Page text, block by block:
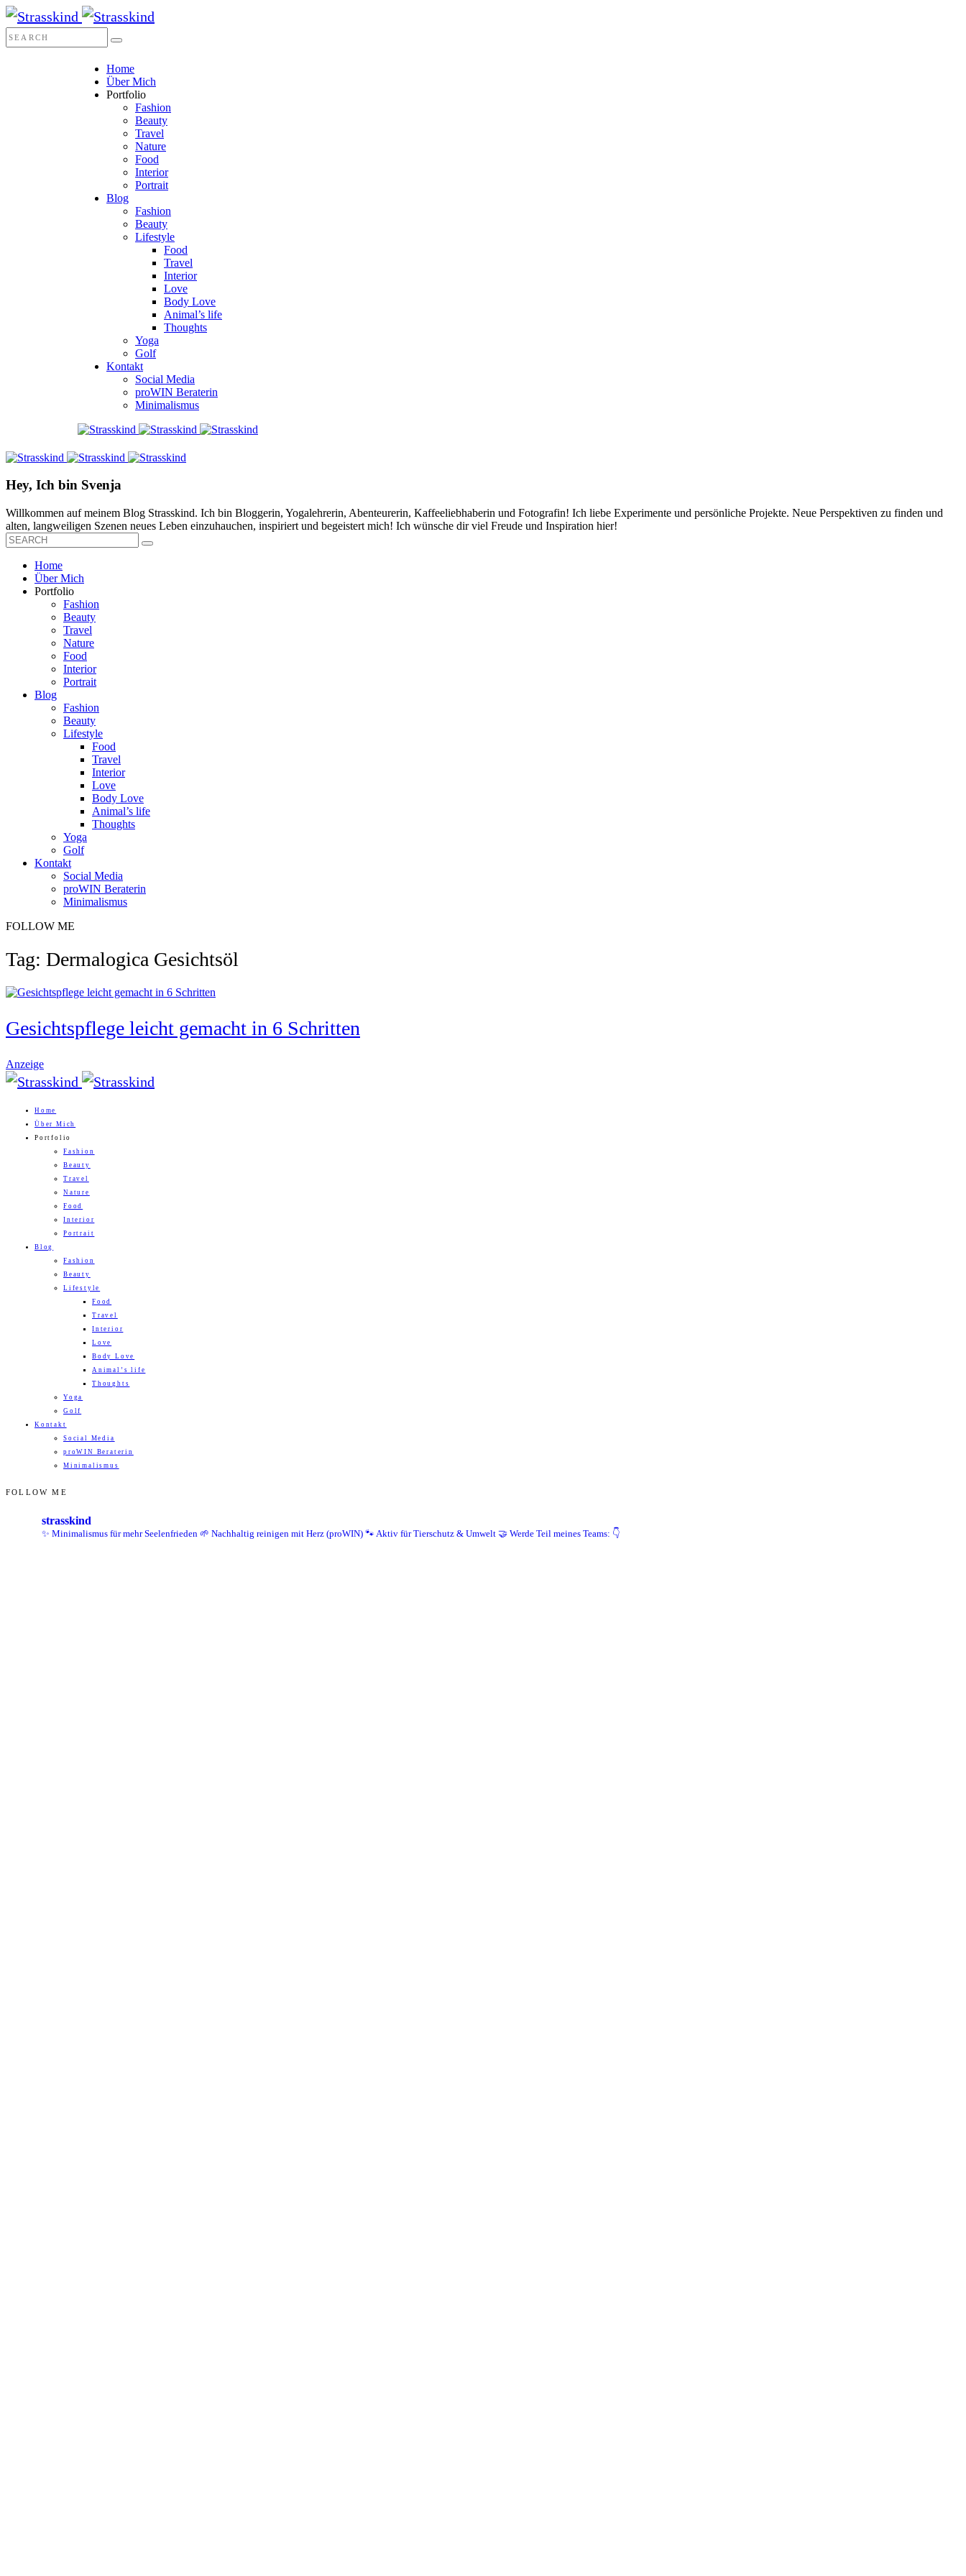
Home
Über Mich
Portfolio
Fashion
Beauty
Travel
Nature
Food
Interior
Portrait
Blog
Fashion
Beauty
Lifestyle
Food
Travel
Interior
Love
Body Love
Animal’s life
Thoughts
Yoga
Golf
Kontakt
Social Media
proWIN Beraterin
Minimalismus
Hey, Ich bin Svenja
Willkommen auf meinem Blog Strasskind. Ich bin Bloggerin, Yogalehrerin, Abenteurerin, Kaffeeliebhaberin und Fotografin! Ich liebe Experimente und persönliche Projekte. Neue Perspektiven zu finden und
alten, langweiligen Szenen neues Leben einzuhauchen, inspiriert und begeistert mich! Ich wünsche dir viel Freude und Inspiration hier!
Home
Über Mich
Portfolio
Fashion
Beauty
Travel
Nature
Food
Interior
Portrait
Blog
Fashion
Beauty
Lifestyle
Food
Travel
Interior
Love
Body Love
Animal’s life
Thoughts
Yoga
Golf
Kontakt
Social Media
proWIN Beraterin
Minimalismus
FOLLOW ME
Tag: Dermalogica Gesichtsöl
Gesichtspflege leicht gemacht in 6 Schritten
Anzeige
Home
Über Mich
Portfolio
Fashion
Beauty
Travel
Nature
Food
Interior
Portrait
Blog
Fashion
Beauty
Lifestyle
Food
Travel
Interior
Love
Body Love
Animal’s life
Thoughts
Yoga
Golf
Kontakt
Social Media
proWIN Beraterin
Minimalismus
FOLLOW ME
strasskind
✨ Minimalismus für mehr Seelenfrieden 🌱 Nachhaltig reinigen mit Herz (proWIN) 🐾 Aktiv für Tierschutz & Umwelt 🤝 Werde Teil meines Teams: 👇